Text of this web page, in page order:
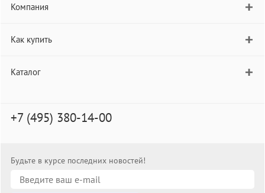
Компания
Как купить
Каталог
+7 (495) 380-14-00
Будьте в курсе последних новостей!